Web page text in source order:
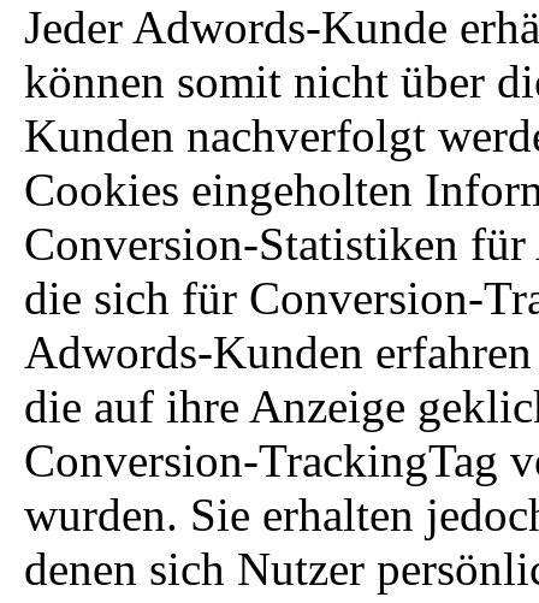
Jeder Adwords-Kunde
können somit nicht über
Kunden nachverfolgt
Cookies eingeholten
Conversion-Statistiken
die sich für Conversion-
Adwords-Kunden
die auf ihre Anzeige
Conversion-TrackingTag
wurden. Sie erhalten
denen sich Nutzer